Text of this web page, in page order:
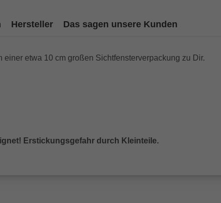
Hersteller Das sagen unsere Kunden
etwa 10 cm großen Sichtfensterverpackung zu Dir.
Erstickungsgefahr durch Kleinteile.